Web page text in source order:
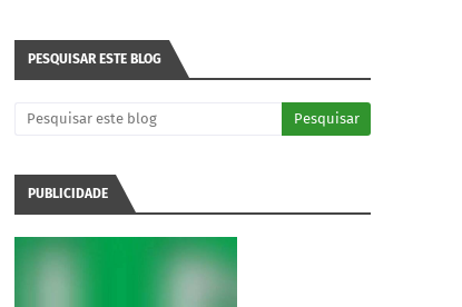
PESQUISAR ESTE BLOG
PUBLICIDADE